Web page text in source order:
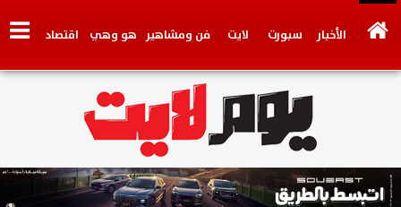
الأخبار سبورت لايت فن ومشاهير هو وهي اقتصاد
وجهات نظر فيديو سيارات